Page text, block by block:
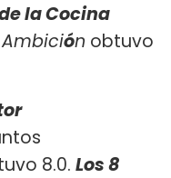
la Cocina
ón obtuvo
8.0. Los 8